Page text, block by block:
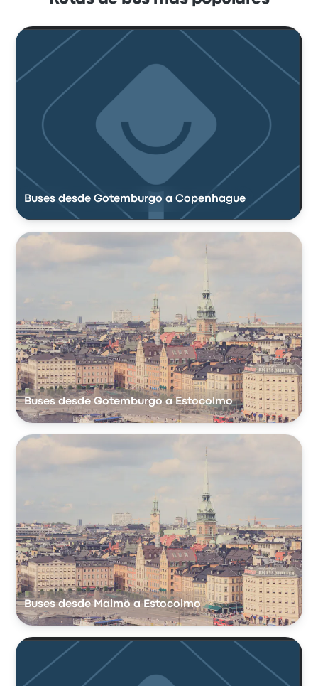
Buses desde Gotemburgo a Copenhague
Buses desde Gotemburgo a Estocolmo
Buses desde Malmö a Estocolmo